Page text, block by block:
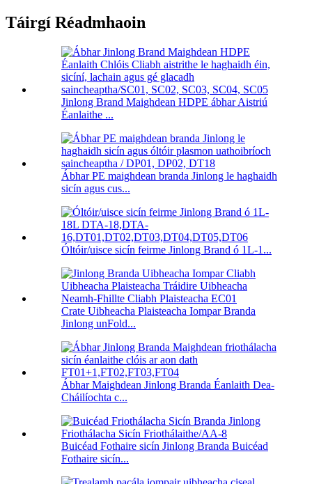
Táirgí Réadmhaoin
Jinlong Brand Maighdean HDPE ábhar Aistriú
Éanlaithe ...
Ábhar PE maighdean branda Jinlong le haghaidh
sicín agus cus...
Óltóir/uisce sicín feirme Jinlong Brand ó 1L-1...
Crate Uibheacha Plaisteacha Iompar Branda
Jinlong unFold...
Ábhar Maighdean Jinlong Branda Éanlaith Dea-
Cháilíochta c...
Buicéad Fothaire sicín Jinlong Branda Buicéad
Fothaire sicín...